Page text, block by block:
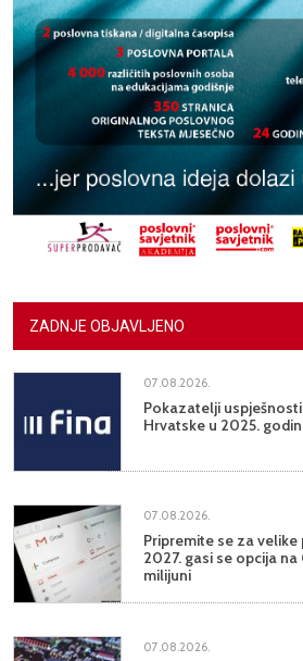
ZADNJE OBJAVLJENO
07.08.2026.
Pokazatelji
Hrvatske u 2025.
07.08.2026.
Pripremite se za
2027. gasi se opcija
milijuni
07.08.2026.